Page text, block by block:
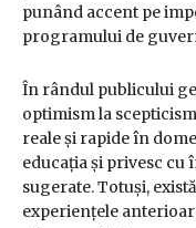
punând accent pe
programului de
În rândul publicului
optimism la
reale și rapide în
educația și privesc
sugerate. Totuși,
experiențele